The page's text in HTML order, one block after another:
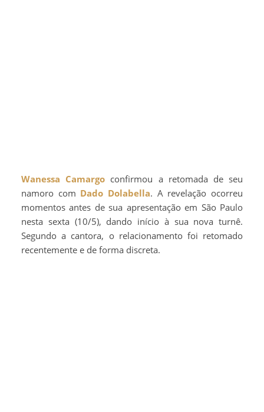
Wanessa Camargo confirmou a retomada de seu
namoro com Dado Dolabella. A revelação ocorreu
momentos antes de sua apresentação em São Paulo
nesta sexta (10/5), dando início à sua nova turnê.
Segundo a cantora, o relacionamento foi retomado
recentemente e de forma discreta.